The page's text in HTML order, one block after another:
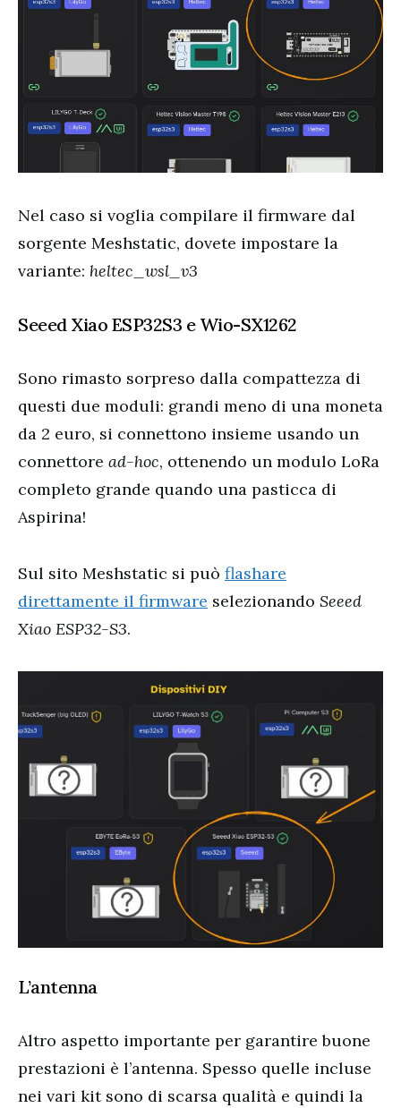
Nel caso si voglia compilare il firmware dal
sorgente Meshstatic, dovete impostare la
variante: heltec_wsl_v3
Seeed Xiao ESP32S3 e Wio-SX1262
Sono rimasto sorpreso dalla compattezza di
questi due moduli: grandi meno di una moneta
da 2 euro, si connettono insieme usando un
connettore ad-hoc, ottenendo un modulo LoRa
completo grande quando una pasticca di
Aspirina!
Sul sito Meshstatic si può flashare
direttamente il firmware selezionando Seeed
Xiao ESP32-S3.
L’antenna
Altro aspetto importante per garantire buone
prestazioni è l’antenna. Spesso quelle incluse
nei vari kit sono di scarsa qualità e quindi la